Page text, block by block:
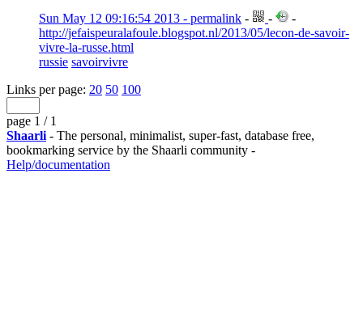
Sun May 12 09:16:54 2013 - permalink - -
-
http://jefaispeuralafoule.blogspot.nl/2013/05/lecon-de-savoir-
vivre-la-russe.html
russie savoirvivre
Links per page: 20 50 100
page 1 / 1
Shaarli - The personal, minimalist, super-fast, database free,
bookmarking service by the Shaarli community -
Help/documentation